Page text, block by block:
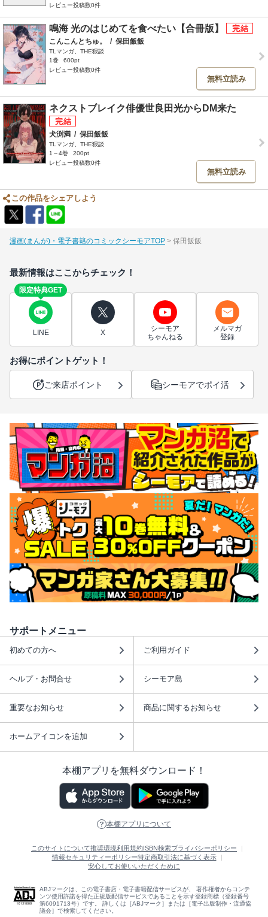
レビュー投稿数0件
鳴海 光のはじめてを食べたい【合冊版】
こんこんとちゅ。 / 保田飯飯
TLマンガ、THE猥談
1巻
600pt
レビュー投稿数0件
無料立読み
ネクストブレイク俳優世良田光からDM来た
犬渕満 / 保田飯飯
TLマンガ、THE猥談
1～4巻
200pt
レビュー投稿数0件
無料立読み
この作品をシェアしよう
漫画(まんが)・電子書籍のコミックシーモアTOP 保田飯飯
最新情報はここからチェック！
限定特典GET
LINE X
シーモア
ちゃんねる
メルマガ
登録
お得にポイントゲット！
ご来店ポイント シーモアでポイ活
サポートメニュー
初めての方へ ご利用ガイド
ヘルプ・お問合せ シーモア島
重要なお知らせ 商品に関するお知らせ
ホームアイコンを追加
本棚アプリを無料ダウンロード！
本棚アプリについて
このサイトについて推奨環境利用規約 ISBN検索プライバシーポリシー
情報セキュリティーポリシー特定商取引法に基づく表示
安心してお使いいただくために
ABJマークは、この電子書店・電子書籍配信サービスが、 著作権者からコンテ
ンツ使用許諾を得た正規版配信サービスであることを示す登録商標（登録番号
第6091713号）です。 詳しくは［ABJマーク］または［電子出版制作・流通協
議会］で検索してください。